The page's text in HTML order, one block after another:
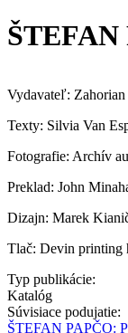
ŠTEFAN
Vydavateľ: Zahorian
Texty: Silvia Van
Fotografie: Archív
Preklad: John
Dizajn: Marek
Tlač: Devin printing
Typ publikácie:
Katalóg
Súvisiace podujatie:
ŠTEFAN PAPČO: